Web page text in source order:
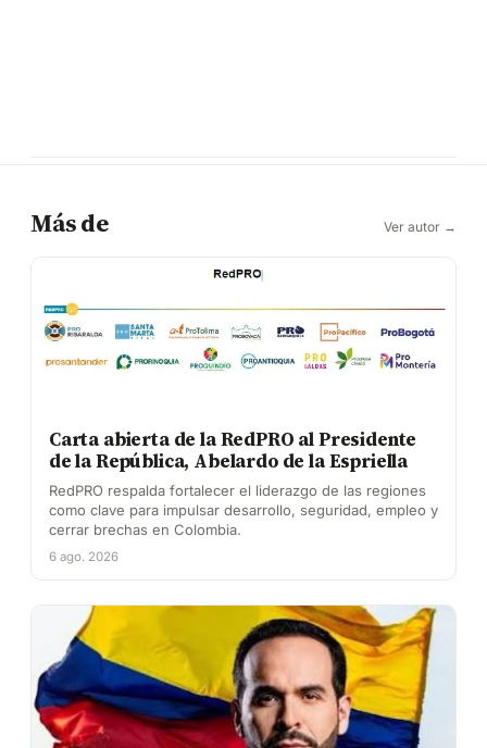
Más de Ver autor →
Carta abierta de la RedPRO al Presidente
de la República, Abelardo de la Espriella
RedPRO respalda fortalecer el liderazgo de las regiones
como clave para impulsar desarrollo, seguridad, empleo y
cerrar brechas en Colombia.
6 ago. 2026